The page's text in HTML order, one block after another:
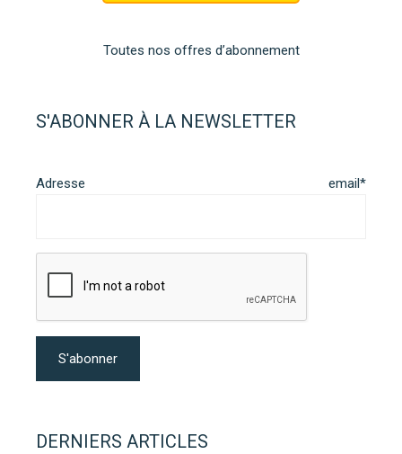
Toutes nos offres d’abonnement
S'ABONNER À LA NEWSLETTER
Adresse email*
DERNIERS ARTICLES